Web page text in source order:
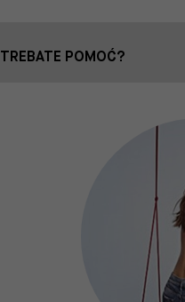
TREBATE POMOĆ?